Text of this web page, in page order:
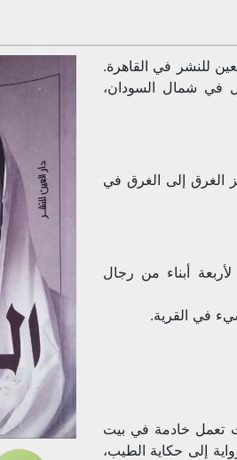
زيادة، صدرت عام 2015 عن دار العين للنشر في القاهرة.
في شمال السودان،
الغرق إلى الغرق في
أبناء من رجال
في القرية.
تعمل خادمة في بيت
إلى حكاية الطيب،